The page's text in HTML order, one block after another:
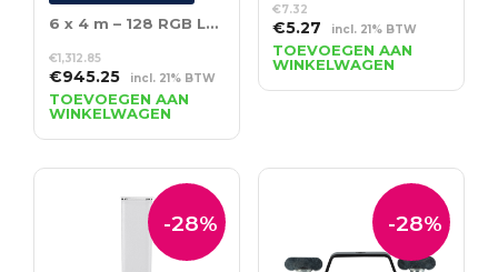
6 x 4 m – 128 RGB LED’s – Incl. Controller
€1,312.85
Oorspronkelijke
prijs
was:
€1,312.85.
€945.25Huidige
prijs
is:
€945.25.
incl. 21% BTW
TOEVOEGEN AAN
WINKELWAGEN
€7.32
Oorspronkelijke
prijs
was:
€7.32.
€5.27 Huidige
prijs
is:
€5.27.
incl. 21% BTW
TOEVOEGEN AAN
WINKELWAGEN
-28% -28%